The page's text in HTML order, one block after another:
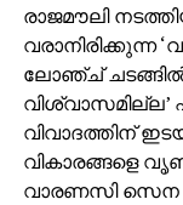
രാജമൗലി
വരാനിരിക്കുന്ന
ലോഞ്ച്
വിവാദത്തിന്
വികാരങ്ങളെ
വാരണസി സെന